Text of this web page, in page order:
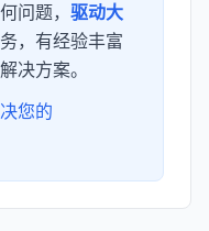
问题， 驱动大
，有经验丰富
决方案。
您的